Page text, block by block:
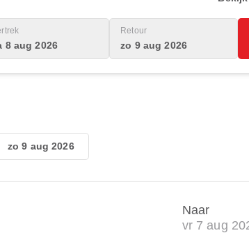
8 aug 2026
Retour
zo 9 aug 2026
zo 9 aug 2026
Naar
vr 7 aug